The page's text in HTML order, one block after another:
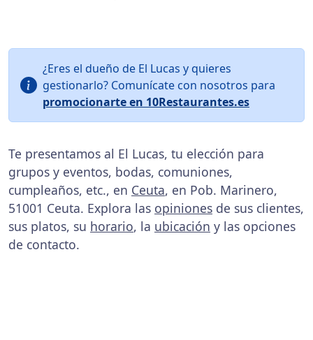
¿Eres el dueño de El Lucas y quieres
gestionarlo? Comunícate con nosotros para
promocionarte en 10Restaurantes.es
Te presentamos al El Lucas, tu elección para
grupos y eventos, bodas, comuniones,
cumpleaños, etc., en Ceuta, en Pob. Marinero,
51001 Ceuta. Explora las opiniones de sus clientes,
sus platos, su horario, la ubicación y las opciones
de contacto.